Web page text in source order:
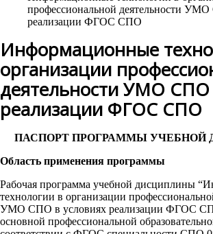
профессиональной деятельности
реализации ФГОС СПО
Информационные
организации
деятельности УМО СПО
реализации ФГОС СПО
ПАСПОРТ ПРОГРАММЫ УЧЕБНОЙ
Область применения программы
Рабочая программа учебной дисциплины
технологии в организации
УМО СПО в условиях реализации ФГОС
основной профессиональной